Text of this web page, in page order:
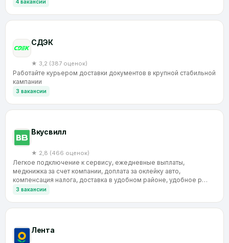
4 вакансии
CДЭК
★ 3,2 (387 оценок)
Работайте курьером доставки документов в крупной стабильной
кампании
3 вакансии
Вкусвилл
★ 2,8 (466 оценок)
Легкое подключение к сервису, ежедневные выплаты,
медкнижка за счет компании, доплата за оклейку авто,
компенсация налога, доставка в удобном районе, удобное р…
3 вакансии
Лента